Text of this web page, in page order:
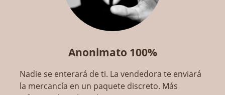
Anonimato 100%
Nadie se enterará de ti. La vendedora te enviará
la mercancía en un paquete discreto. Más